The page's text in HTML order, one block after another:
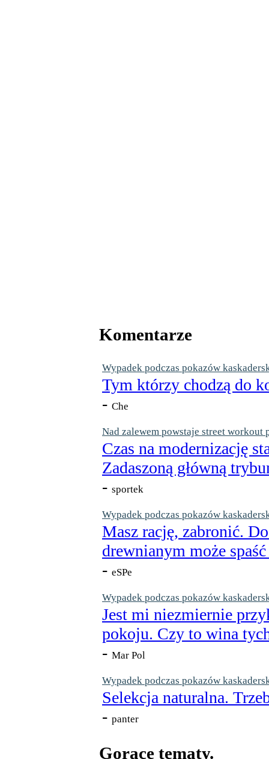
Komentarze
Wypadek podczas pokazów
Tym którzy chodzą do
- Che
Nad zalewem powstaje street workout
Czas na modernizację
Zadaszoną główną
- sportek
Wypadek podczas pokazów
Masz rację, zabronić.
drewnianym może
- eSPe
Wypadek podczas pokazów
Jest mi niezmiernie
pokoju. Czy to wina
- Mar Pol
Wypadek podczas pokazów
Selekcja naturalna.
- panter
Gorące tematy.